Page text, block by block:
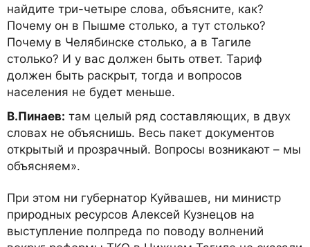
найдите три-четыре слова, объясните, как?
Почему он в Пышме столько, а тут столько?
Почему в Челябинске столько, а в Тагиле
столько? И у вас должен быть ответ. Тариф
должен быть раскрыт, тогда и вопросов
населения не будет меньше.
В.Пинаев: там целый ряд составляющих, в двух
словах не объяснишь. Весь пакет документов
открытый и прозрачный. Вопросы возникают – мы
объясняем».
При этом ни губернатор Куйвашев, ни министр
природных ресурсов Алексей Кузнецов на
выступление полпреда по поводу волнений